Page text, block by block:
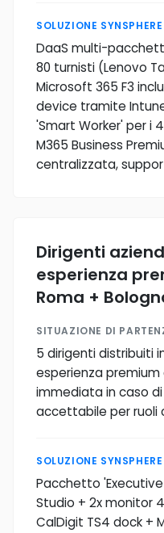
SOLUZIONE SYNSPHERE
DaaS multi-
80 turnisti (Lenovo
Microsoft 365 F3
device tramite
'Smart Worker' per i
M365 Business
centralizzata,
Dirigenti
esperienza
Roma +
SITUAZIONE DI
5 dirigenti distribuiti
esperienza
immediata in caso
accettabile per ruoli
SOLUZIONE SYNSPHERE
Pacchetto
Studio + 2x monitor
CalDigit TS4 dock +